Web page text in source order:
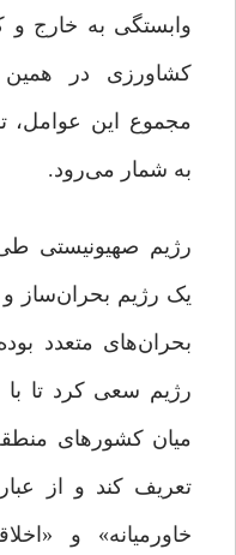
وابستگی به خارج و
مجموع این عوامل،
به شمار می‌رود.
یک رژیم بحران‌ساز
بحران‌های متعدد
رژیم سعی کرد تا با
میان کشورهای
تعریف کند و از
خاورمیانه» و